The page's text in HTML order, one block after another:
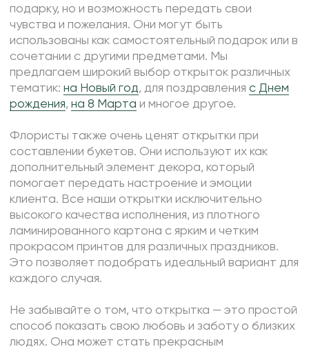
подарку, но и возможность передать свои
чувства и пожелания. Они могут быть
использованы как самостоятельный подарок или в
сочетании с другими предметами. Мы
предлагаем широкий выбор открыток различных
тематик:на Новый год, для поздравленияс Днем
рождения,на 8 Марта и многое другое.
Флористы также очень ценят открытки при
составлении букетов. Они используют их как
дополнительный элемент декора, который
помогает передать настроение и эмоции
клиента. Все наши открытки исключительно
высокого качества исполнения, из плотного
ламинированного картона с ярким и четким
прокрасом принтов для различных праздников.
Это позволяет подобрать идеальный вариант для
каждого случая.
Не забывайте о том, что открытка — это простой
способ показать свою любовь и заботу о близких
людях. Она может стать прекрасным